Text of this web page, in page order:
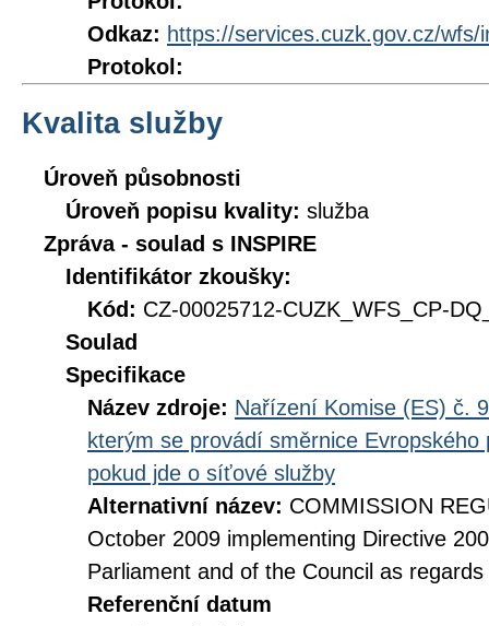
Odkaz: https://services.cuzk.gov.cz/wfs/
Protokol:
Kvalita služby
Úroveň působnosti
Úroveň popisu kvality: služba
Zpráva - soulad s INSPIRE
Identifikátor zkoušky:
Kód: CZ-00025712-CUZK_WFS_CP-
Soulad
Specifikace
Název zdroje: Nařízení Komise (ES) č.
kterým se provádí směrnice
pokud jde o síťové služby
Alternativní název: COMMISSION
October 2009 implementing Directive
Parliament and of the Council as
Referenční datum